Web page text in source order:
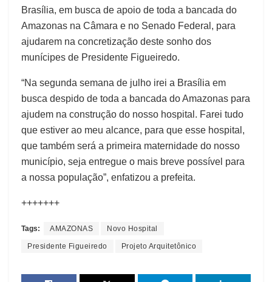
Brasília, em busca de apoio de toda a bancada do
Amazonas na Câmara e no Senado Federal, para
ajudarem na concretização deste sonho dos
munícipes de Presidente Figueiredo.
“Na segunda semana de julho irei a Brasília em
busca despido de toda a bancada do Amazonas para
ajudem na construção do nosso hospital. Farei tudo
que estiver ao meu alcance, para que esse hospital,
que também será a primeira maternidade do nosso
município, seja entregue o mais breve possível para
a nossa população”, enfatizou a prefeita.
+++++++
Tags: AMAZONAS Novo Hospital
Presidente Figueiredo Projeto Arquitetônico